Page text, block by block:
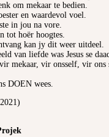
om mekaar te bedien.
en waardevol voel.
in jou na vore.
tot hoër hoogtes.
kan jy dit weer uitdeel.
van liefde was Jesus se
mekaar, vir onsself, vir ons
DOEN wees.